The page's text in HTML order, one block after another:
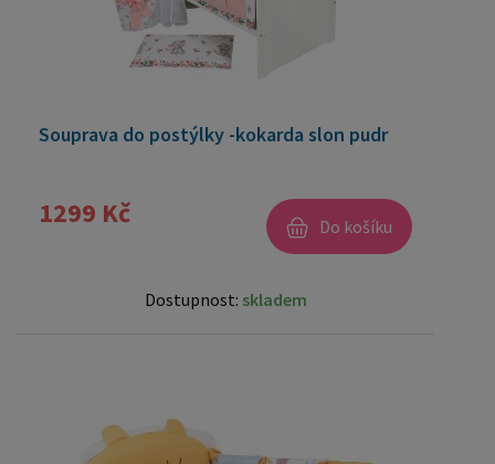
Souprava do postýlky -kokarda slon pudr
1299 Kč Do košíku
Dostupnost: skladem